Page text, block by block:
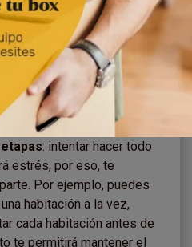
: como dijimos al
adecuada te ayudará a
momento de la mudanza.
de control y te ahorrará
: intentar hacer todo
estrés, por eso, te
Por ejemplo, puedes
habitación a la vez,
cada habitación antes de
te permitirá mantener el